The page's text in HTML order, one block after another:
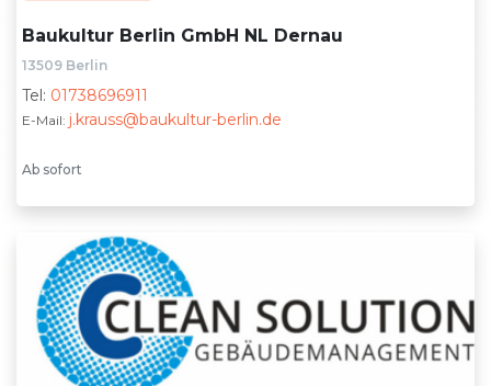
Baukultur Berlin GmbH NL Dernau
13509 Berlin
Tel: 01738696911
E-Mail: j.krauss@baukultur-berlin.de
Ab sofort